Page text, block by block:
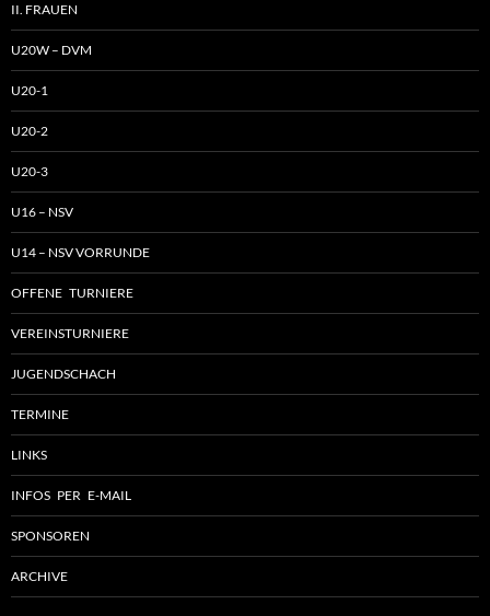
II. FRAUEN
U20W – DVM
U20-1
U20-2
U20-3
U16 – NSV
U14 – NSV VORRUNDE
OFFENE TURNIERE
VEREINSTURNIERE
JUGENDSCHACH
TERMINE
LINKS
INFOS PER E-MAIL
SPONSOREN
ARCHIVE